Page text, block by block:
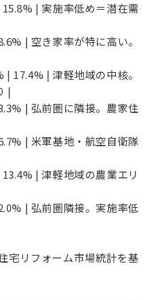
| 実施率低め＝潜在需
| 空き家率が特に高い。
17.4% | 津軽地域の中核。
|
| 弘前圏に隣接。農家住
| 米軍基地・航空自衛隊
| 津軽地域の農業エリ
| 弘前圏隣接。実施率低
宅リフォーム市場統計を基